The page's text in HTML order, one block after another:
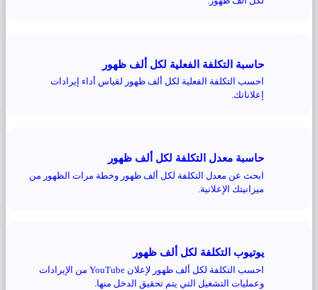
حاسبة التكلفة الفعلية لكل ألف ظهور
احسب التكلفة الفعلية لكل ألف ظهور لقياس أداء إيرادات
إعلاناتك.
حاسبة معدل التكلفة لكل ألف ظهور
ابحث عن معدل التكلفة لكل ألف ظهور وخطة مرات الظهور من
ميزانيتك الإعلانية.
يوتيوب التكلفة لكل ألف ظهور
احسب التكلفة لكل ألف ظهور لإعلان YouTube من الإيرادات
وعمليات التشغيل التي يتم تحقيق الدخل منها.